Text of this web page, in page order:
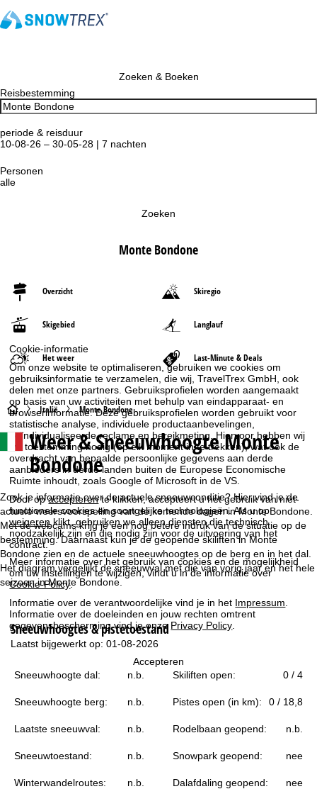
Cookie-informatie
Om onze website te optimaliseren, gebruiken we cookies om
gebruiksinformatie te verzamelen, die wij, TravelTrex GmbH, ook
delen met onze partners. Gebruiksprofielen worden aangemaakt
op basis van uw activiteiten met behulp van eindapparaat- en
browserinformatie. Deze gebruiksprofielen worden gebruikt voor
statistische analyse, individuele productaanbevelingen,
geïndividualiseerde reclame en bereikmeting. Hiervoor hebben wij
uw toestemming nodig (op elk moment in te trekken), wat ook de
overdracht van bepaalde persoonlijke gegevens aan derde
aanbieders in derde landen buiten de Europese Economische
Ruimte inhoudt, zoals Google of Microsoft in de VS.
Door opaccepterente klikken, accepteert u het gebruik van niet-
functionele cookies en soortgelijke technologieën. Als u op
weigerenklikt, gebruiken we alleen diensten die technisch
noodzakelijk zijn en die nodig zijn voor de uitvoering van het
contract.
Meer informatie over het gebruik van cookies en de mogelijkheid
om uw instellingen te wijzigen, vindt u in de informatie over
Cookie-Policy.
Informatie over de verantwoordelijke vind je in het Impressum
Informatie over de doeleinden en jouw rechten omtrent
gegevensbescherming vind je onze Privacy Policy
Accepteren
Zoeken & Boeken
Reisbestemming
periode & reisduur
10-08-26 – 30-05-28 | 7 nachten
Personen
alle
Zoeken
Monte Bondone
Overzicht Skiregio
Skigebied Langlauf
Het weer Last-Minute & Deals
S
t
a
r
t
p
a
g
i
n
a
Italië Monte Bondone
Weer & Sneeuwhoogte Monte
Bondone
Zoek je informatie over de actuele sneeuwconditie? Hier vind je de
actuele weersvoorspelling van de komende dagen in Monte Bondone.
Met de webcams krijg je een nog betere indruk van de situatie op de
bestemming. Daarnaast kun je de geopende skiliften in Monte
Bondone zien en de actuele sneeuwhoogtes op de berg en in het dal.
Het diagram vergelijkt de sneeuwval met die van vorig jaar en het hele
seizoen in Monte Bondone.
Sneeuwhoogtes & pistetoestand
Laatst bijgewerkt op: 01-08-2026
Sneeuwhoogte dal: n.b. Skiliften open: 0 / 4
Sneeuwhoogte berg: n.b. Pistes open (in km): 0 / 18,8
Laatste sneeuwval: n.b. Rodelbaan geopend: n.b.
Sneeuwtoestand: n.b. Snowpark geopend: nee
Winterwandelroutes: n.b. Dalafdaling geopend: nee